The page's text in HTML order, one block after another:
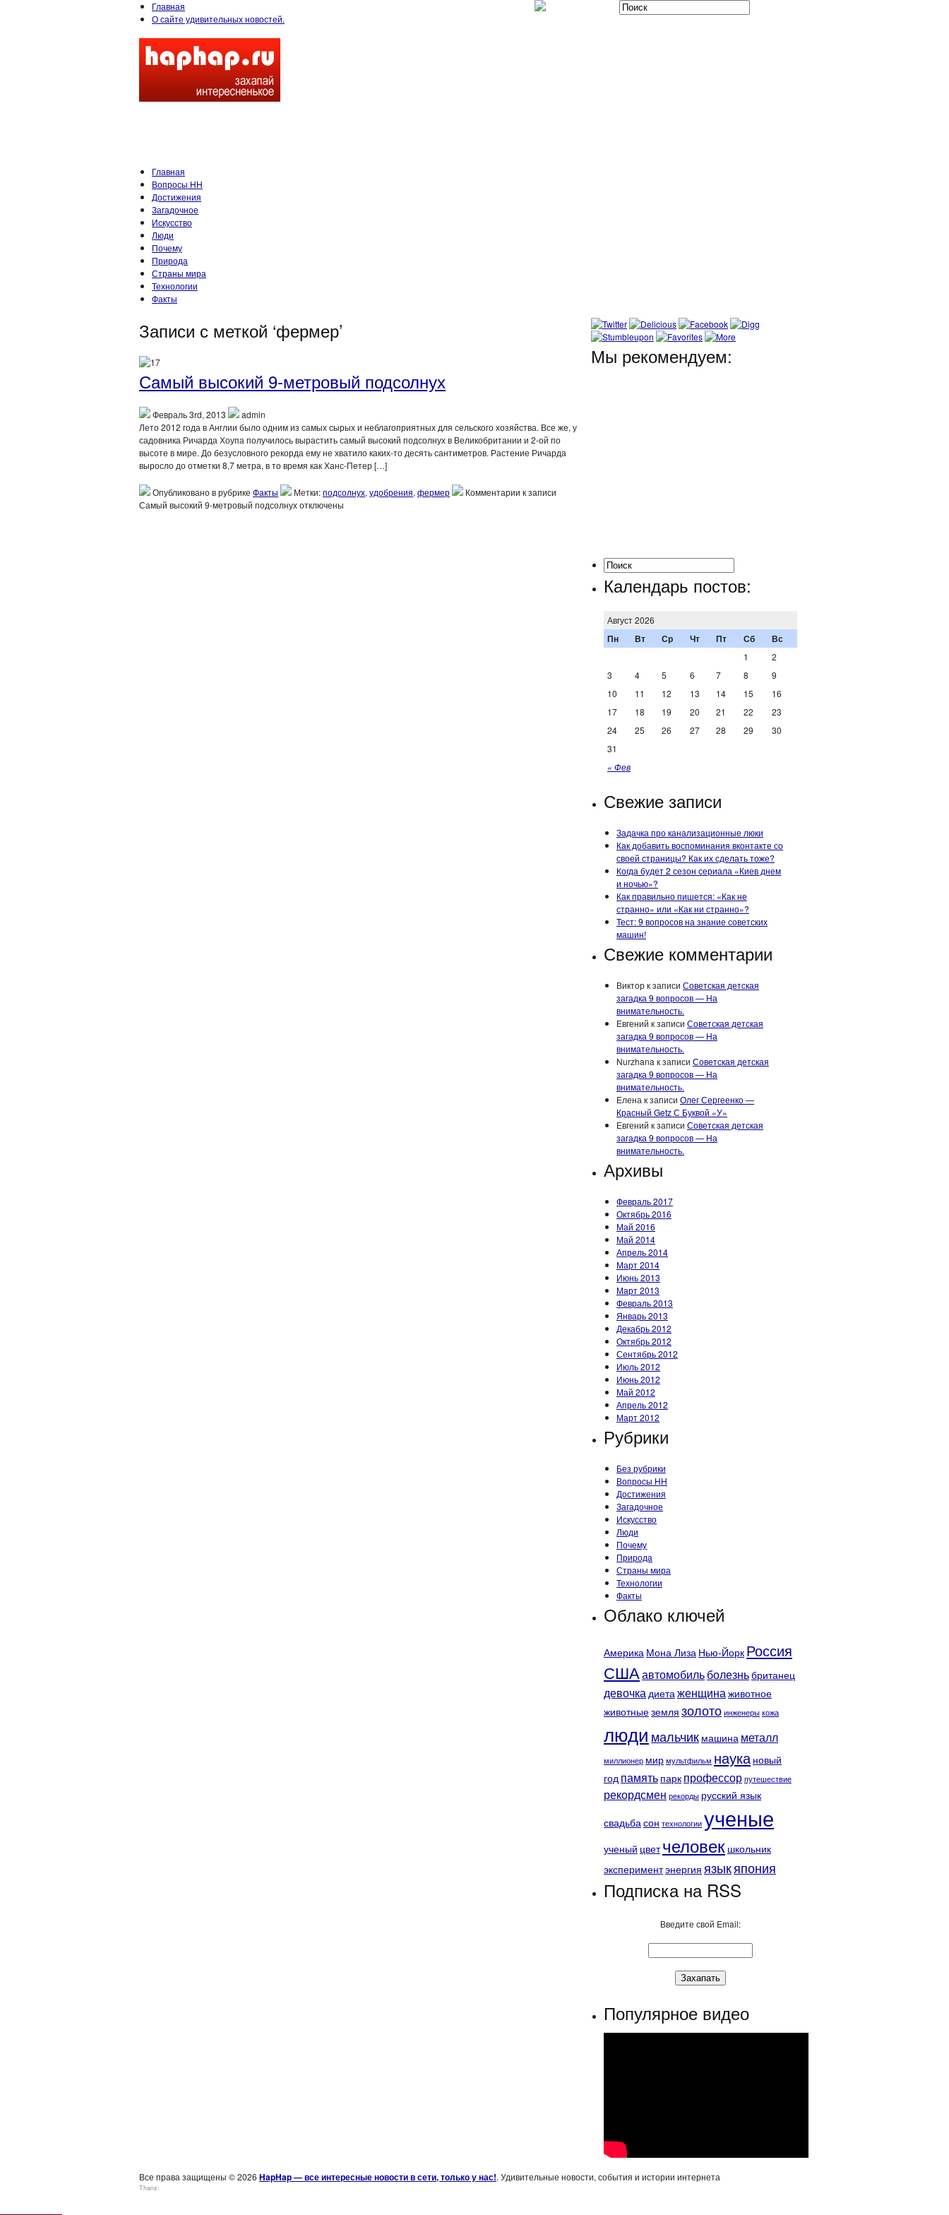
Главная
О сайте удивительных новостей.
Главная
Вопросы HH
Достижения
Загадочное
Искусство
Люди
Почему
Природа
Страны мира
Технологии
Факты
Записи с меткой ‘фермер’
Самый высокий 9-метровый подсолнух
Февраль 3rd, 2013
admin
Лето 2012 года в Англии было одним из самых сырых и неблагоприятных для сельского хозяйства. Все же, у
садовника Ричарда Хоупа получилось вырастить самый высокий подсолнух в Великобритании и 2-ой по
высоте в мире. До безусловного рекорда ему не хватило каких-то десять сантиметров. Растение Ричарда
выросло до отметки 8,7 метра, в то время как Ханс-Петер […]
Опубликовано в рубрике Факты Метки:подсолнух, удобрения, фермер Комментарии к записи
Самый высокий 9-метровый подсолнухотключены
Мы рекомендуем:
Календарь постов:
Август 2026
Пн Вт Ср Чт Пт Сб Вс
« Фев
1
2
3
4 5 6 7 8
9
10
11 12 13 14 15
16
17
18 19 20 21 22
23
24
25 26 27 28 29
30
31
Свежие записи
Задачка про канализационные люки
Как добавить воспоминания вконтакте со
своей страницы? Как их сделать тоже?
Когда будет 2 сезон сериала «Киев днем
и ночью»?
Как правильно пишется: «Как не
странно» или «Как ни странно»?
Тест: 9 вопросов на знание советских
машин!
Свежие комментарии
Викторк записи Советская детская
загадка 9 вопросов — На
внимательность.
Евгений к записи Советская детская
загадка 9 вопросов — На
внимательность.
Nurzhana к записи Советская детская
загадка 9 вопросов — На
внимательность.
Елена к записи Олег Сергеенко —
Красный Getz С Буквой «У»
Евгений к записи Советская детская
загадка 9 вопросов — На
внимательность.
Архивы
Февраль 2017
Октябрь 2016
Май 2016
Май 2014
Апрель 2014
Март 2014
Июнь 2013
Март 2013
Февраль 2013
Январь 2013
Декабрь 2012
Октябрь 2012
Сентябрь 2012
Июль 2012
Июнь 2012
Май 2012
Апрель 2012
Март 2012
Рубрики
Без рубрики
Вопросы HH
Достижения
Загадочное
Искусство
Люди
Почему
Природа
Страны мира
Технологии
Факты
Облако ключей
Америка Мона Лиза Нью-Йорк Россия
СШАавтомобильболезньбританец
девочка диета женщина животное
животныеземля золото инженеры кожа
люди мальчик машина металл
миллионер мир мультфильм наука новый
год память парк профессор путешествие
рекордсмен рекорды русский язык
свадьба сон технологии ученые
ученый цвет человек школьник
экспериментэнергия языкяпония
Подписка на RSS
Введите свой Email:
Популярное видео
Все права защищены © 2026 HapHap — все интересные новости в сети, только у нас!. Удивительные новости, события и истории интернета
Thanx: